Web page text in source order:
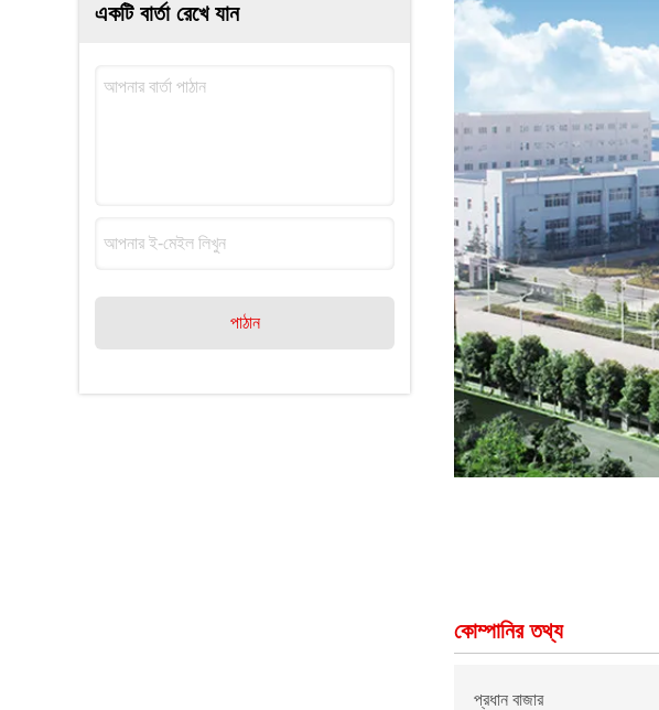
একটি বার্তা রেখে যান
পাঠান
কোম্পানির তথ্য
প্রধান বাজার